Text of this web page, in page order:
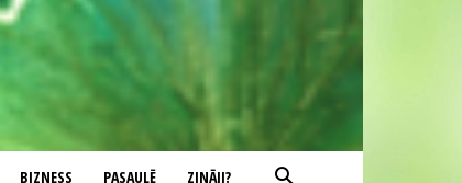
BIZNESS PASAULĒ ZINĀJI?